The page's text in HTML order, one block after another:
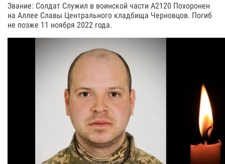
Звание: Солдат Служил в воинской части А2120 Похоронен
на Аллее Славы Центрального кладбища Черновцов. Погиб
не позже 11 ноября 2022 года.